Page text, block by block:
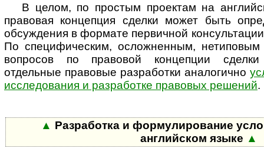
В целом, по простым проектам на
правовая концепция сделки может быть
обсуждения в формате первичной
По специфическим, осложненным,
вопросов по правовой концепции сделки
отдельные правовые разработки аналогично
исследования и разработке правовых решений.
▲ Разработка и формулирование
английском языке ▲